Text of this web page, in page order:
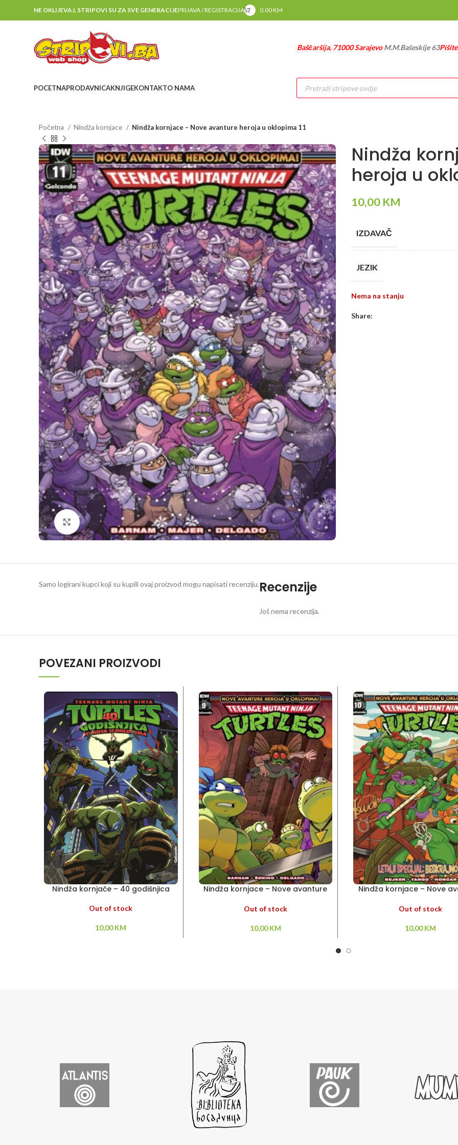
NE OKLIJEVAJ, STRIPOVI SU ZA SVE GENERACIJEPRIJAVA / REGISTRACIJA 0,00KM
Baščaršija, 71000 SarajevoM.M.Bašeskije 63
POCETNAPRODAVNICAKNJIGEKONTAKTO NAMA
Products
search
Početna Nindža kornjace Nindža kornjace – Nove avanture heroja u oklopima 11
Klikni da povečaš
Nindža
heroja u
10,00 KM
IZDAVAČ
JEZIK
Nema na stanju
Share:
Recenzije
Još nema recenzija.
Samo logirani kupci koji su kupili ovaj proizvod mogu napisati recenziju.
POVEZANI PROIZVODI
Nindža kornjače – 40 godišnjica
Out of stock
10,00KM
Nindža kornjace – Nove avanture
Out of stock
10,00KM
Nindža kornjace – Nove
Out of stock
10,00KM